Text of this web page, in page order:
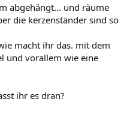
abgehängt... und räume
die kerzenständer sind so
macht ihr das. mit dem
und vorallem wie eine
ihr es dran?